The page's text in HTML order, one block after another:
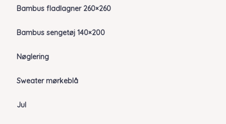
Bambus fladlagner 260×260
Bambus sengetøj 140×200
Nøglering
Sweater mørkeblå
Jul